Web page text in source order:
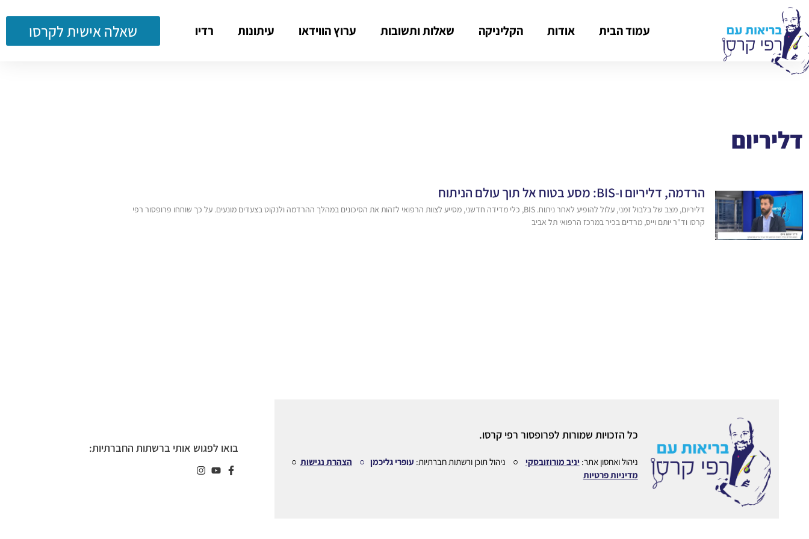
עמוד הבית אודות הקליניקה שאלות ותשובות ערוץ הווידאו עיתונות רדיו שאלה אישית לקרסו
דליריום
הרדמה, דליריום ו-BIS: מסע בטוח אל תוך עולם הניתוח
דליריום, מצב של בלבול זמני, עלול להופיע לאחר ניתוח. BIS, כלי מדידה חדשני, מסייע לצוות הרפואי לזהות את הסיכונים במהלך ההרדמה ולנקוט בצעדים מונעים. על כך שוחחו פרופסור רפי
קרסו וד"ר יותם וייס, מרדים בכיר במרכז הרפואי תל אביב
כל הזכויות שמורות לפרופסור רפי קרסו.
ניהול ואחסון אתר: יניב מורוזובסקי ○ ניהול תוכן ורשתות חברתיות: עופרי גליכמן ○ הצהרת נגישות ○
מדיניות פרטיות
בואו לפגוש אותי ברשתות החברתיות: